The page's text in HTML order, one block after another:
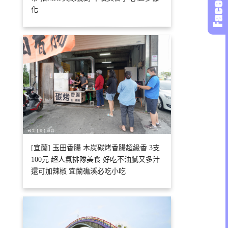
化
[宜蘭] 玉田香腸 木炭碳烤香腸超級香 3支
100元 超人氣排隊美食 好吃不油膩又多汁
還可加辣椒 宜蘭礁溪必吃小吃